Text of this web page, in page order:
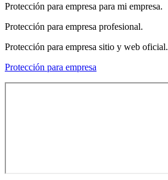
Protección para empresa para mi empresa.
Protección para empresa profesional.
Protección para empresa sitio y web oficial.
Protección para empresa